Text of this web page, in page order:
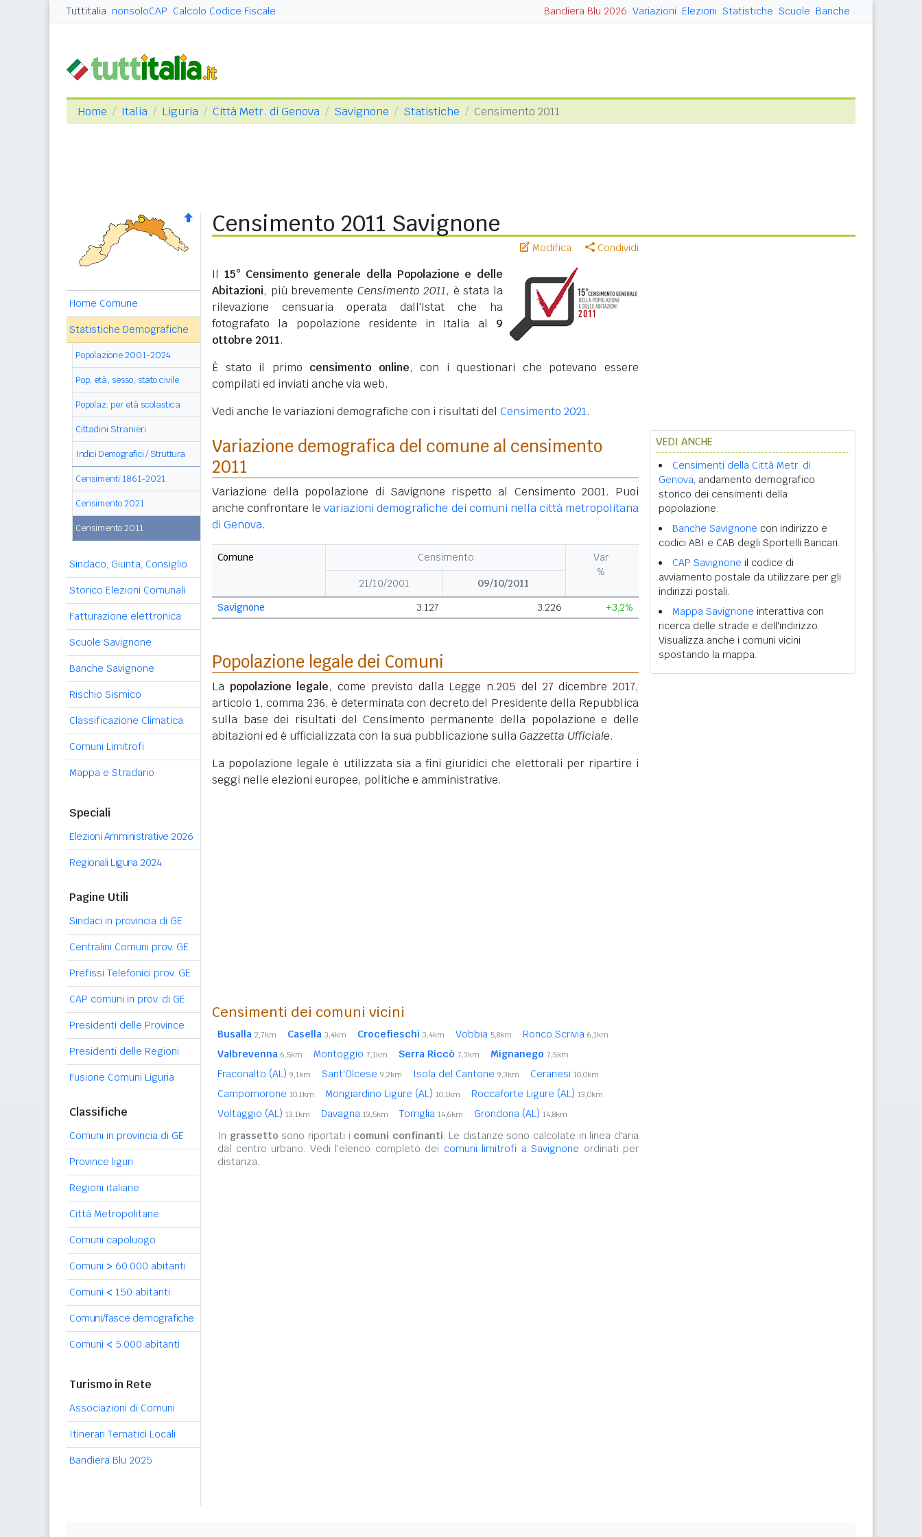
Tuttitalia nonsoloCAP Calcolo Codice Fiscale Bandiera Blu 2026 Variazioni Elezioni Statistiche Scuole Banche
Home Italia Liguria Città Metr. di Genova Savignone Statistiche Censimento 2011
Home Comune
Statistiche Demografiche
Popolazione 2001-2024
Pop. età, sesso, stato civile
Popolaz. per età scolastica
Cittadini Stranieri
Indici Demografici / Struttura
Censimenti 1861-2021
Censimento 2021
Censimento 2011
Sindaco, Giunta, Consiglio
Storico Elezioni Comunali
Fatturazione elettronica
Scuole Savignone
Banche Savignone
Rischio Sismico
Classificazione Climatica
Comuni Limitrofi
Mappa e Stradario
Speciali
Elezioni Amministrative 2026
Regionali Liguria 2024
Pagine Utili
Sindaci in provincia di GE
Centralini Comuni prov. GE
Prefissi Telefonici prov. GE
CAP comuni in prov. di GE
Presidenti delle Province
Presidenti delle Regioni
Fusione Comuni Liguria
Classifiche
Comuni in provincia di GE
Province liguri
Regioni italiane
Città Metropolitane
Comuni capoluogo
Comuni > 60.000 abitanti
Comuni < 150 abitanti
Comuni/fasce demografiche
Comuni < 5.000 abitanti
Turismo in Rete
Associazioni di Comuni
Itinerari Tematici Locali
Bandiera Blu 2025
Censimento 2011 Savignone
Modifica Condividi
Il 15° Censimento generale della Popolazione e delle
Abitazioni, più brevemente Censimento 2011, è stata la
rilevazione censuaria operata dall'Istat che ha
fotografato la popolazione residente in Italia al 9
ottobre 2011.
È stato il primo censimento online, con i questionari che potevano essere
compilati ed inviati anche via web.
Vedi anche le variazioni demografiche con i risultati del Censimento 2021.
Variazione demografica del comune al censimento
2011
Variazione della popolazione di Savignone rispetto al Censimento 2001. Puoi
anche confrontare levariazioni demografiche dei comuni nella città metropolitana
di Genova.
Comune Censimento
Var
%
21/10/2001
09/10/2011
Savignone
3.127 3.226 +3,2%
Popolazione legale dei Comuni
La popolazione legale, come previsto dalla Legge n.205 del 27 dicembre 2017,
articolo 1, comma 236, è determinata con decreto del Presidente della Repubblica
sulla base dei risultati del Censimento permanente della popolazione e delle
abitazioni ed è ufficializzata con la sua pubblicazione sullaGazzetta Ufficiale.
La popolazione legale è utilizzata sia a fini giuridici che elettorali per ripartire i
seggi nelle elezioni europee, politiche e amministrative.
Censimenti dei comuni vicini
Busalla 2,7km Casella 3,4km Crocefieschi 3,4km Vobbia 5,8km Ronco Scrivia 6,1km
Valbrevenna 6,5km Montoggio 7,1km Serra Riccò 7,3km Mignanego 7,5km
Fraconalto (AL) 9,1km Sant'Olcese 9,2km Isola del Cantone 9,3km Ceranesi 10,0km
Campomorone 10,1km Mongiardino Ligure (AL) 10,1km Roccaforte Ligure (AL) 13,0km
Voltaggio (AL) 13,1km Davagna 13,5km Torriglia 14,6km Grondona (AL) 14,8km
In grassetto sono riportati i comuni confinanti. Le distanze sono calcolate in linea d'aria
dal centro urbano. Vedi l'elenco completo dei comuni limitrofi a Savignone ordinati per
distanza.
VEDI ANCHE
Censimenti della Città Metr. di
Genova, andamento demografico
storico dei censimenti della
popolazione.
Banche Savignone con indirizzo e
codici ABI e CAB degli Sportelli Bancari.
CAP Savignone il codice di
avviamento postale da utilizzare per gli
indirizzi postali.
Mappa Savignone interattiva con
ricerca delle strade e dell'indirizzo.
Visualizza anche i comuni vicini
spostando la mappa.